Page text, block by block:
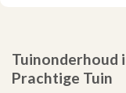
Tuinonderhoud
Prachtige Tuin